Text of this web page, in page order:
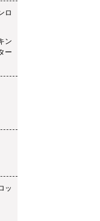
ロ
ン
ー
ッ